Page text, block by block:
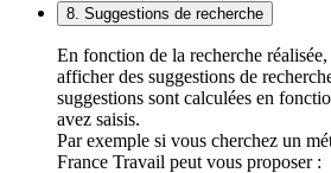
8. Suggestions de recherche
En fonction de la recherche
afficher des suggestions de
suggestions sont calculées en
avez saisis.
Par exemple si vous cherchez un
France Travail peut vous proposer :